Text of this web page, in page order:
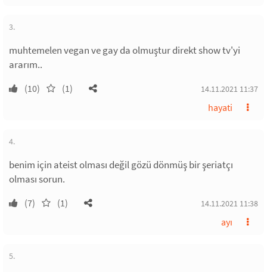
3.
muhtemelen vegan ve gay da olmuştur direkt show tv'yi
ararım..
(10) (1) 14.11.2021 11:37
hayati
4.
benim için ateist olması değil gözü dönmüş bir şeriatçı
olması sorun.
(7) (1) 14.11.2021 11:38
ayı
5.